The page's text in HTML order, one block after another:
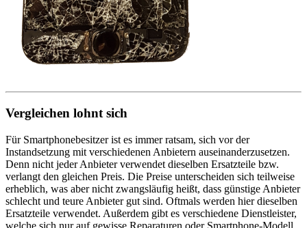
Vergleichen lohnt sich
Für Smartphonebesitzer ist es immer ratsam, sich vor der
Instandsetzung mit verschiedenen Anbietern auseinanderzusetzen.
Denn nicht jeder Anbieter verwendet dieselben Ersatzteile bzw.
verlangt den gleichen Preis. Die Preise unterscheiden sich teilweise
erheblich, was aber nicht zwangsläufig heißt, dass günstige Anbieter
schlecht und teure Anbieter gut sind. Oftmals werden hier dieselben
Ersatzteile verwendet. Außerdem gibt es verschiedene Dienstleister,
welche sich nur auf gewisse Reparaturen oder Smartphone-Modell